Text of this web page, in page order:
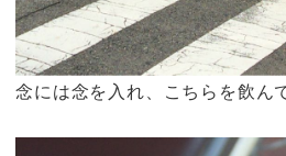
念には念を入れ、こちらを飲ん